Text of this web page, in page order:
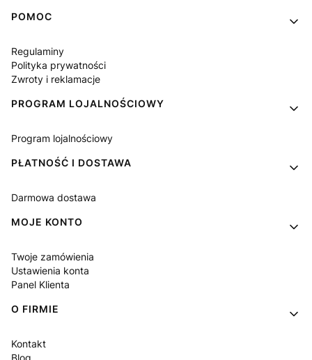
Linki w stopce
POMOC
Regulaminy
Polityka prywatności
Zwroty i reklamacje
PROGRAM LOJALNOŚCIOWY
Program lojalnościowy
PŁATNOŚĆ I DOSTAWA
Darmowa dostawa
MOJE KONTO
Twoje zamówienia
Ustawienia konta
Panel Klienta
O FIRMIE
Kontakt
Blog